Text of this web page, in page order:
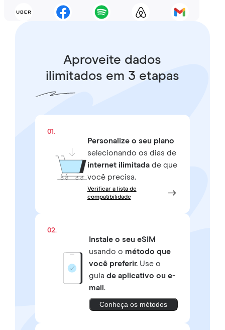
Aproveite dados
ilimitados em 3 etapas
01.
Personalize o seu plano
selecionando os dias de
internet ilimitadade que
você precisa.
Verificar a lista de
compatibilidade
02.
Instale o seu eSIM
usando o método que
você preferir.Use o
guia de aplicativo ou e-
mail .
Conheça os métodos